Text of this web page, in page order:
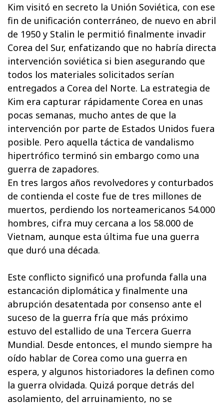
Kim visitó en secreto la Unión Soviética, con ese
fin de unificación conterráneo, de nuevo en abril
de 1950 y Stalin le permitió finalmente invadir
Corea del Sur, enfatizando que no habría directa
intervención soviética si bien asegurando que
todos los materiales solicitados serían
entregados a Corea del Norte. La estrategia de
Kim era capturar rápidamente Corea en unas
pocas semanas, mucho antes de que la
intervención por parte de Estados Unidos fuera
posible. Pero aquella táctica de vandalismo
hipertrófico terminó sin embargo como una
guerra de zapadores.
En tres largos años revolvedores y conturbados
de contienda el coste fue de tres millones de
muertos, perdiendo los norteamericanos 54.000
hombres, cifra muy cercana a los 58.000 de
Vietnam, aunque esta última fue una guerra
que duró una década.
Este conflicto significó una profunda falla una
estancación diplomática y finalmente una
abrupción desatentada por consenso ante el
suceso de la guerra fría que más próximo
estuvo del estallido de una Tercera Guerra
Mundial. Desde entonces, el mundo siempre ha
oído hablar de Corea como una guerra en
espera, y algunos historiadores la definen como
la guerra olvidada. Quizá porque detrás del
asolamiento, del arruinamiento, no se